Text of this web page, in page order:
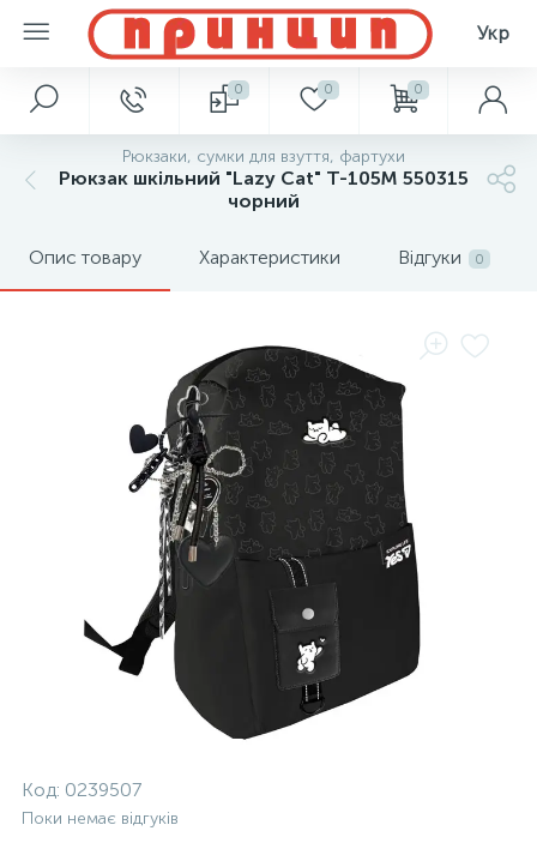
Укр
0 0 0
Рюкзаки, сумки для взуття, фартухи
Рюкзак шкільний "Lazy Cat" T-105M 550315
чорний
Опис товару Характеристики Відгуки 0
Код: 0239507
Поки немає відгуків